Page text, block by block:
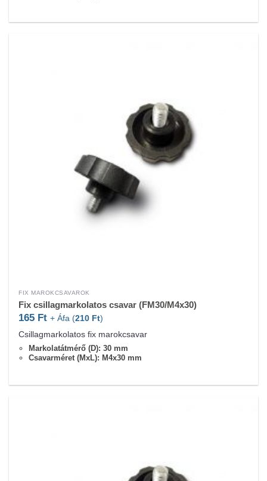
FIX MAROKCSAVAROK
Fix csillagmarkolatos csavar (FM30/M4x30)
165 Ft + Áfa (210 Ft)
Csillagmarkolatos fix marokcsavar
Markolatátmérő (D): 30 mm
Csavarméret (MxL): M4x30 mm